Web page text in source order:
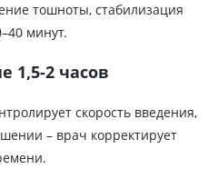
тошноты, стабилизация
минут.
1,5-2 часов
скорость введения,
– врач корректирует